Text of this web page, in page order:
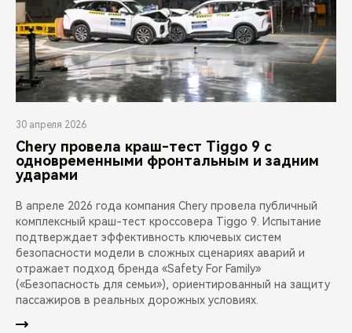
30 апреля 2026
Chery провела краш-тест Tiggo 9 с
одновременными фронтальным и задним
ударами
В апреле 2026 года компания Chery провела публичный
комплексный краш-тест кроссовера Tiggo 9. Испытание
подтверждает эффективность ключевых систем
безопасности модели в сложных сценариях аварий и
отражает подход бренда «Safety For Family»
(«Безопасность для семьи»), ориентированный на защиту
пассажиров в реальных дорожных условиях.